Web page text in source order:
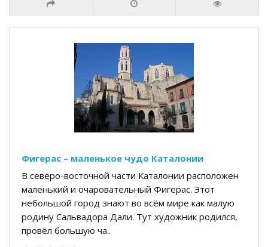
Фигерас – маленькое чудо Каталонии
В северо-восточной части Каталонии расположен
маленький и очаровательный Фигерас. Этот
небольшой город знают во всём мире как малую
родину Сальвадора Дали. Тут художник родился,
провёл большую ча..